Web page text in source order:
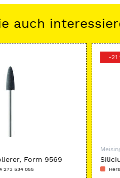
auch
Form 9569
273 534 055
-21
666